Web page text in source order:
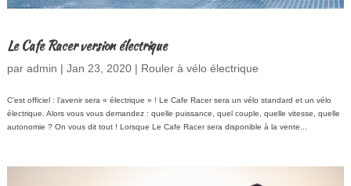
Le Cafe Racer version électrique
par admin | Jan 23, 2020| Rouler à vélo électrique
C’est officiel : l’avenir sera « électrique » ! Le Cafe Racer sera un vélo standard et un vélo
électrique. Alors vous vous demandez : quelle puissance, quel couple, quelle vitesse, quelle
autonomie ? On vous dit tout ! Lorsque Le Cafe Racer sera disponible à la vente...